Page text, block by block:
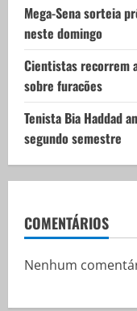
Mega-Sena sorteia
neste domingo
Cientistas recorrem
sobre furacões
Tenista Bia Haddad
segundo semestre
COMENTÁRIOS
Nenhum